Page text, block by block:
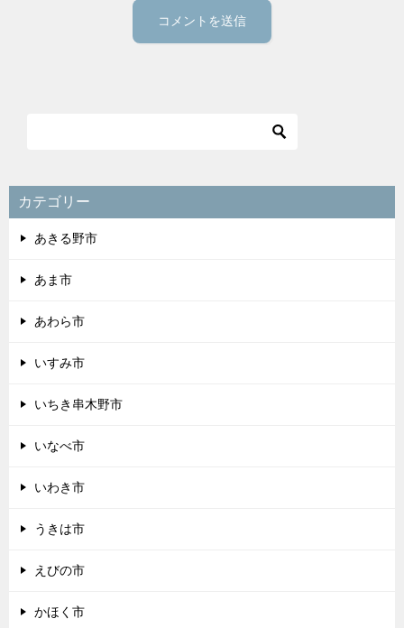
カテゴリー
あきる野市
あま市
あわら市
いすみ市
いちき串木野市
いなべ市
いわき市
うきは市
えびの市
かほく市